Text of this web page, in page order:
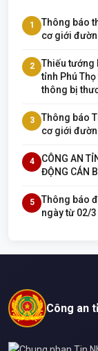
1
Thông báo
cơ giới
2
Thiếu tướng
tỉnh Phú
thông bị
3
Thông báo
cơ giới
4
CÔNG AN
ĐỘNG CÁN
5
Thông báo
ngày từ 02/
Công an